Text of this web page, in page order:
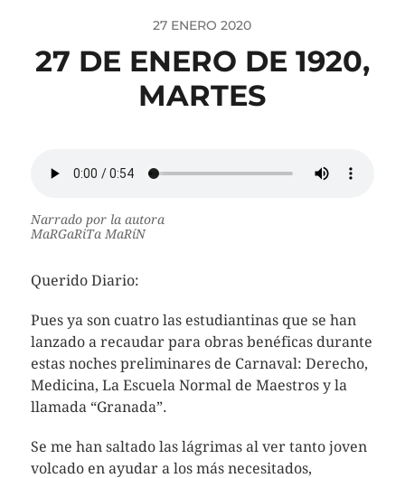
27 ENERO 2020
27 DE ENERO DE 1920,
MARTES
Narrado por la autora
MaRGaRiTa MaRíN
Querido Diario:
Pues ya son cuatro las estudiantinas que se han
lanzado a recaudar para obras benéficas durante
estas noches preliminares de Carnaval: Derecho,
Medicina, La Escuela Normal de Maestros y la
llamada “Granada”.
Se me han saltado las lágrimas al ver tanto joven
volcado en ayudar a los más necesitados,